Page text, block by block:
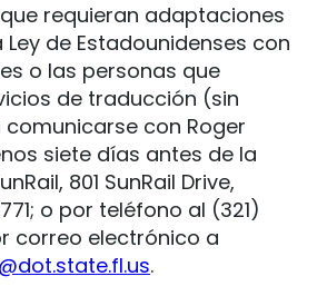
requieran adaptaciones
de Estadounidenses con
o las personas que
de traducción (sin
con Roger
siete días antes de la
801 SunRail Drive,
o por teléfono al (321)
correo electrónico a
.